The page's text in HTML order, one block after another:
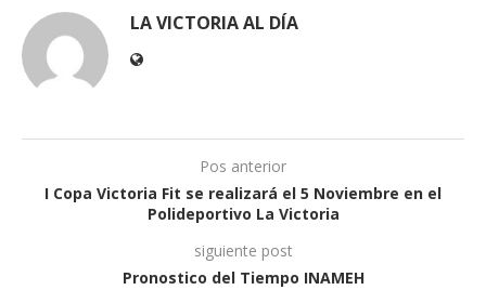
LA VICTORIA AL DÍA
Pos anterior
I Copa Victoria Fit se realizará el 5 Noviembre en el
Polideportivo La Victoria
siguiente post
Pronostico del Tiempo INAMEH